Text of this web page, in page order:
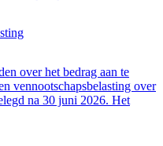
over het bedrag aan te
vennootschapsbelasting over
na 30 juni 2026. Het